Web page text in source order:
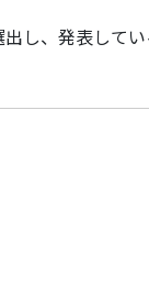
発表し